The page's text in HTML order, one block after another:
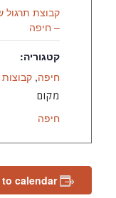
קבוצת תרגול
– חיפה
קטגוריה:
חיפה, קבוצות
מקום
חיפה
calendar